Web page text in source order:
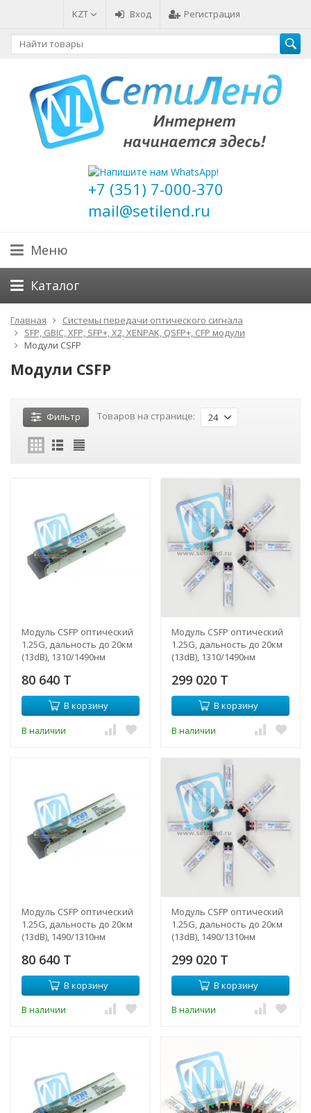
KZT Вход Регистрация
+7 (351) 7-000-370
mail@setilend.ru
Меню
Каталог
Главная
Системы передачи оптического сигнала
SFP, GBIC, XFP, SFP+, X2, XENPAK, QSFP+, CFP модули
Модули CSFP
Модули CSFP
Фильтр Товаров на странице: 24
Модуль CSFP оптический
1.25G, дальность до 20км
(13dB), 1310/1490нм
80 640 T
В корзину
В наличии
Модуль CSFP оптический
1.25G, дальность до 20км
(13dB), 1310/1490нм
299 020 T
В корзину
В наличии
Модуль CSFP оптический
1.25G, дальность до 20км
(13dB), 1490/1310нм
80 640 T
В корзину
В наличии
Модуль CSFP оптический
1.25G, дальность до 20км
(13dB), 1490/1310нм
299 020 T
В корзину
В наличии